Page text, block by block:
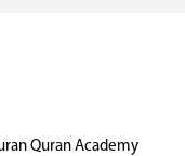
Quran Academy